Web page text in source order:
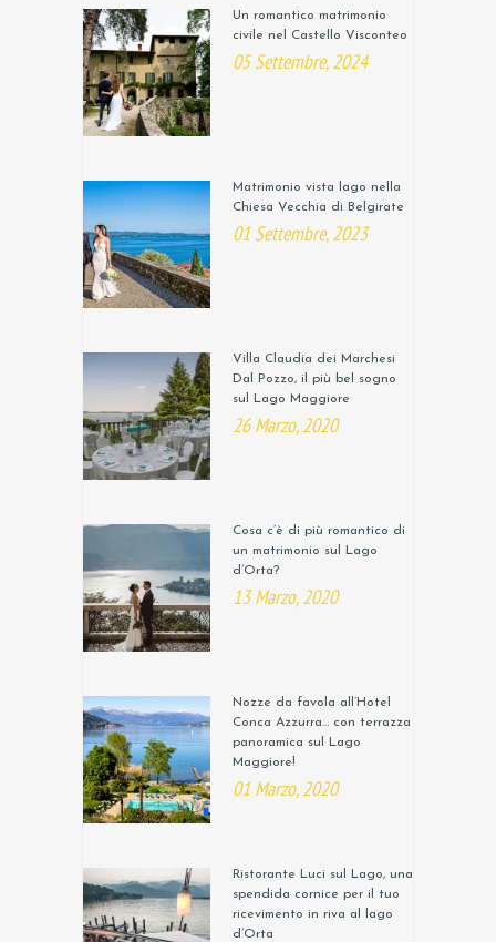
Un romantico matrimonio
civile nel Castello Visconteo
05 Settembre, 2024
Matrimonio vista lago nella
Chiesa Vecchia di Belgirate
01 Settembre, 2023
Villa Claudia dei Marchesi
Dal Pozzo, il più bel sogno
sul Lago Maggiore
26 Marzo, 2020
Cosa c’è di più romantico di
un matrimonio sul Lago
d’Orta?
13 Marzo, 2020
Nozze da favola all’Hotel
Conca Azzurra… con terrazza
panoramica sul Lago
Maggiore!
01 Marzo, 2020
Ristorante Luci sul Lago, una
spendida cornice per il tuo
ricevimento in riva al lago
d’Orta